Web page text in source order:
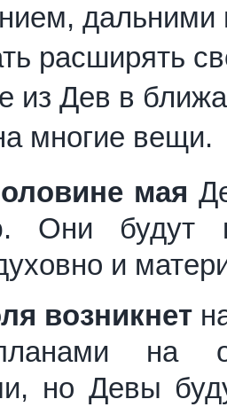
расширять
из Дев в
многие вещи.
мая
Они будут
и
возникнет
на
но Девы